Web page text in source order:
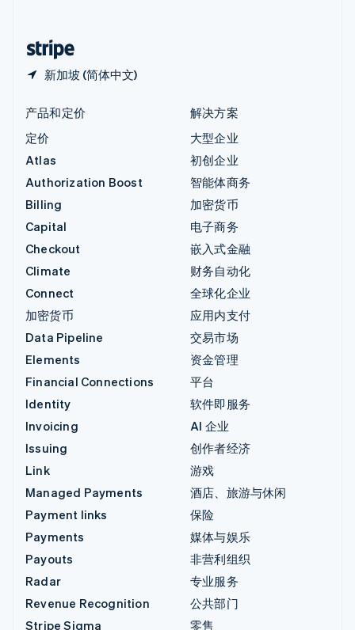
新加坡 (简体中文)
产品和定价
定价
Atlas
Authorization Boost
Billing
Capital
Checkout
Climate
Connect
加密货币
Data Pipeline
Elements
Financial Connections
Identity
Invoicing
Issuing
Link
Managed Payments
Payment links
Payments
Payouts
Radar
Revenue Recognition
Stripe Sigma
解决方案
大型企业
初创企业
智能体商务
加密货币
电子商务
嵌入式金融
财务自动化
全球化企业
应用内支付
交易市场
资金管理
平台
软件即服务
AI 企业
创作者经济
游戏
酒店、旅游与休闲
保险
媒体与娱乐
非营利组织
专业服务
公共部门
零售